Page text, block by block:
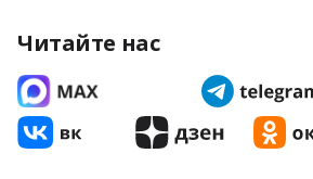
Читайте нас